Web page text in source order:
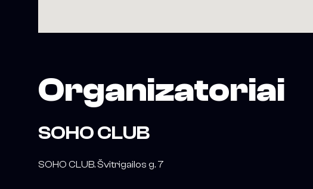
Organizatoriai
SOHO CLUB
SOHO CLUB. Švitrigailos g. 7